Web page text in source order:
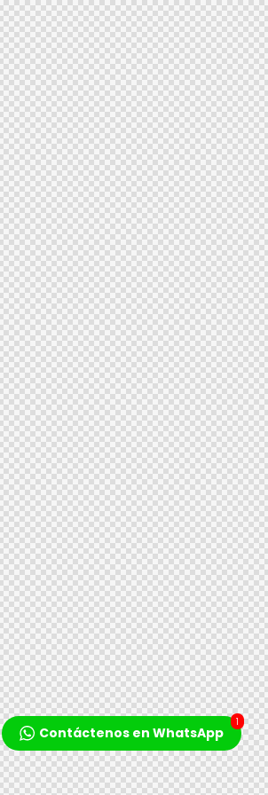
Contáctenos en WhatsApp
1
Reproductor
de
audio